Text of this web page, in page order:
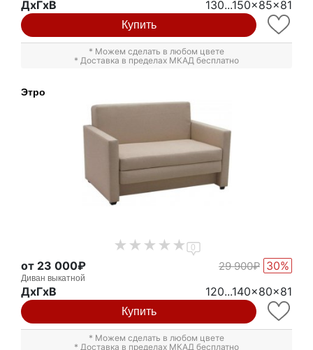
ДxГxВ 130...150x85x81
Купить
* Можем сделать в любом цвете
* Доставка в пределах МКАД бесплатно
Этро
0
от 23 000₽ 29 900₽ 30%
Диван выкатной
ДxГxВ 120...140x80x81
Купить
* Можем сделать в любом цвете
* Доставка в пределах МКАД бесплатно